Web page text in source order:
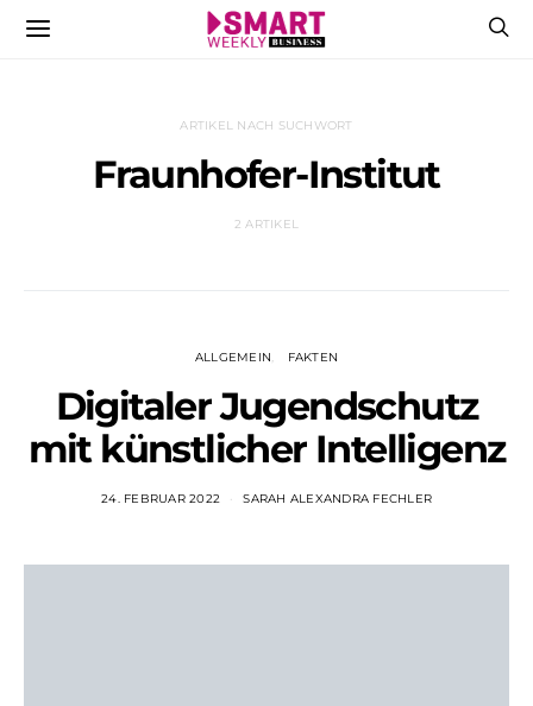
ARTIKEL NACH SUCHWORT
Fraunhofer-Institut
2 ARTIKEL
ALLGEMEIN FAKTEN
Digitaler Jugendschutz
mit künstlicher Intelligenz
24. FEBRUAR 2022 SARAH ALEXANDRA FECHLER